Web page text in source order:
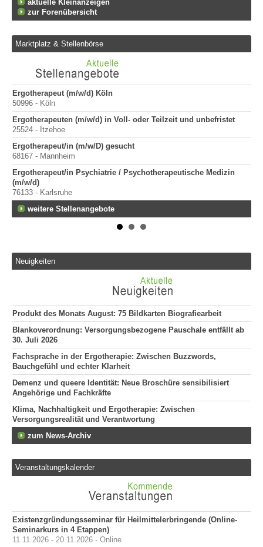
aktuelle Kleinanzeigen
zur Forenübersicht
Marktplatz & Stellenbörse
Ergotherapeut (m/w/d) Köln
50996 - Köln
Ergotherapeuten (m/w/d) in Voll- oder Teilzeit und unbefristet
25524 - Itzehoe
Ergotherapeut/in (m/w/D) gesucht
68167 - Mannheim
Ergotherapeut/in Psychiatrie / Psychotherapeutische Medizin
(m/w/d)
76133 - Karlsruhe
weitere Stellenangebote
Neuigkeiten
Produkt des Monats August: 75 Bildkarten Biografiearbeit
Blankoverordnung: Versorgungsbezogene Pauschale entfällt ab
30. Juli 2026
Fachsprache in der Ergotherapie: Zwischen Buzzwords,
Bauchgefühl und echter Klarheit
Demenz und queere Identität: Neue Broschüre sensibilisiert
Angehörige und Fachkräfte
Klima, Nachhaltigkeit und Ergotherapie: Zwischen
Versorgungsrealität und Verantwortung
zum News-Archiv
Veranstaltungskalender
Existenzgründungsseminar für Heilmittelerbringende (Online-
Seminarkurs in 4 Etappen)
11.11.2026 - 20.11.2026 - Online